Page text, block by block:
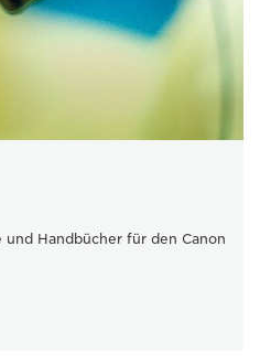
und Handbücher für den Canon